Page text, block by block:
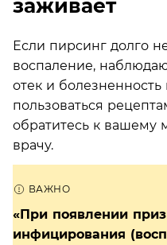
заживает
Если пирсинг долго
воспаление,
отек и
пользоваться
обратитесь к вашему
врачу.
«При появлении
инфицирования